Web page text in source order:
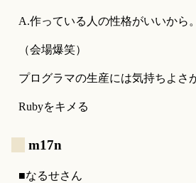
A.作っている人の性格がいいから。
（会場爆笑）
プログラマの生産には気持ちよさ
Rubyをキメる
m17n
■なるせさん